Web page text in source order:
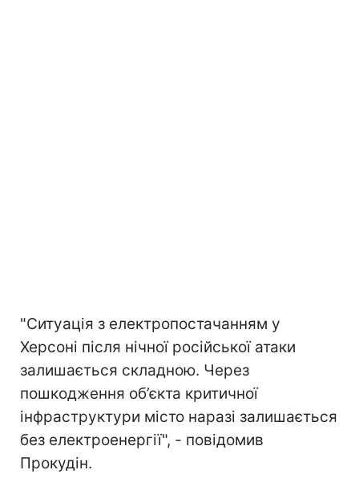
"Ситуація з електропостачанням у
Херсоні після нічної російської атаки
залишається складною. Через
пошкодження об’єкта критичної
інфраструктури місто наразі залишається
без електроенергії", - повідомив
Прокудін.